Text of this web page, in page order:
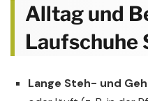
Alltag und
Laufschuhe
Lange Steh- und